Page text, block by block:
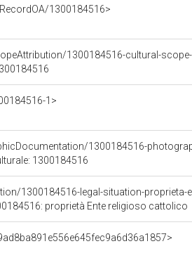
1300184516>
1300184516-cultural-
1>
1300184516-
1300184516
1300184516-legal-situation-proprieta-
proprietà Ente religioso cattolico